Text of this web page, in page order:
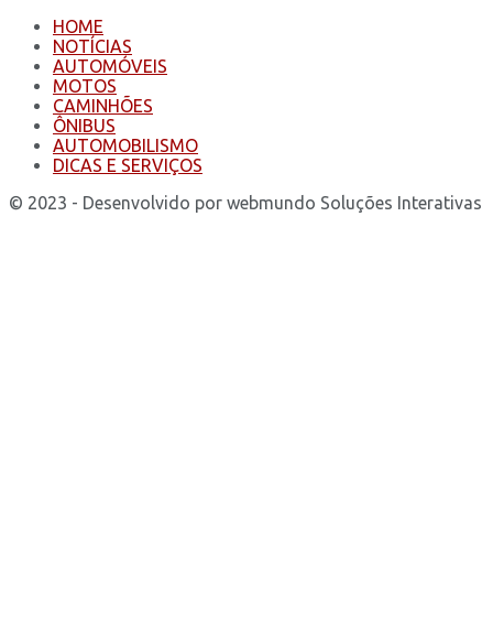
HOME
NOTÍCIAS
AUTOMÓVEIS
MOTOS
CAMINHÕES
ÔNIBUS
AUTOMOBILISMO
DICAS E SERVIÇOS
© 2023 - Desenvolvido por webmundo Soluções Interativas